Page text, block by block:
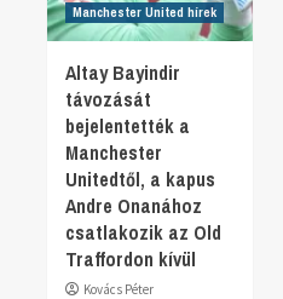
Manchester United hírek
Altay Bayindir
távozását
bejelentették a
Manchester
Unitedtől, a kapus
Andre Onanához
csatlakozik az Old
Traffordon kívül
Kovács Péter